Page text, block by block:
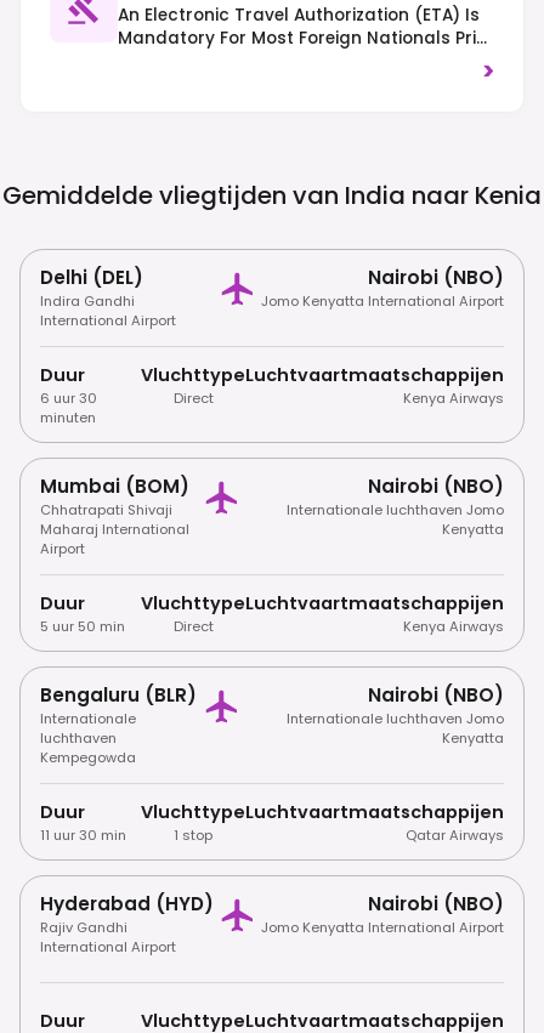
An Electronic Travel Authorization (eTA) Is
Mandatory For Most Foreign Nationals Prior
>
Gemiddelde vliegtijden van India naar Kenia
Delhi (DEL)
Indira Gandhi
International Airport
Nairobi (NBO)
Jomo Kenyatta International Airport
Duur
6 uur 30
minuten
Vluchttype
Direct
Luchtvaartmaatschappijen
Kenya Airways
Mumbai (BOM)
Chhatrapati Shivaji
Maharaj International
Airport
Nairobi (NBO)
Internationale luchthaven Jomo
Kenyatta
Duur
5 uur 50 min
Vluchttype
Direct
Luchtvaartmaatschappijen
Kenya Airways
Bengaluru (BLR)
Internationale
luchthaven
Kempegowda
Nairobi (NBO)
Internationale luchthaven Jomo
Kenyatta
Duur
11 uur 30 min
Vluchttype
1 stop
Luchtvaartmaatschappijen
Qatar Airways
Hyderabad (HYD)
Rajiv Gandhi
International Airport
Nairobi (NBO)
Jomo Kenyatta International Airport
Duur VluchttypeLuchtvaartmaatschappijen